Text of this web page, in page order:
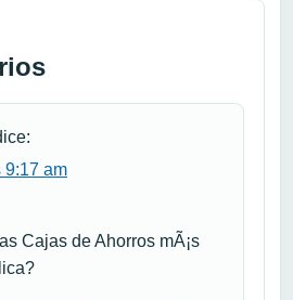
9:17 am
Cajas de Ahorros mÃ¡s